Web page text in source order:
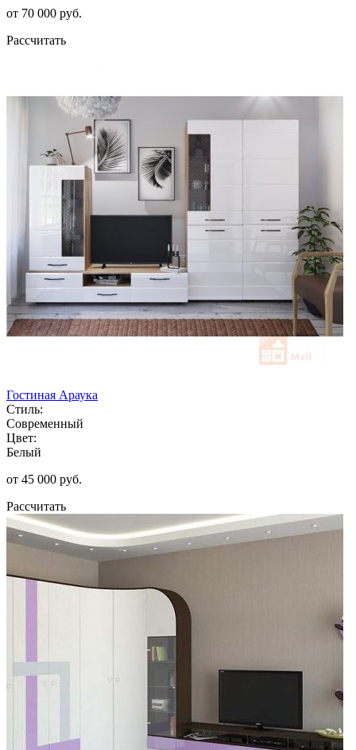
от 70 000 руб.
Рассчитать
Гостиная Араука
Стиль:
Современный
Цвет:
Белый
от 45 000 руб.
Рассчитать